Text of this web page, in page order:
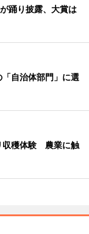
踊り披露、大賞は
自治体部門」に選
収穫体験 農業に触